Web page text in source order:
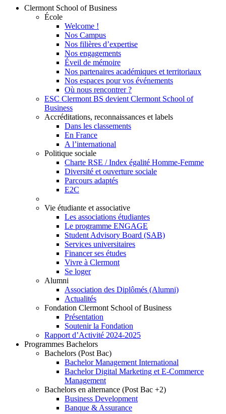
Clermont School of Business
École
Welcome !
Nos Campus
Nos filières d’expertise
Nos engagements
Éveil de mémoire
Nos partenaires académiques et territoriaux
Nos espaces pour vos événements
Où nous rencontrer ?
ESC Clermont BS devient Clermont School of
Business
Accréditations, reconnaissances et labels
Dans les classements
En France
A l’international
Politique sociale
Charte RSE / Index égalité Homme-Femme
Diversité et ouverture sociale
Parcours adaptés
E2C
Vie étudiante et associative
Les associations étudiantes
Le programme ENGAGE
Student Advisory Board (SAB)
Services universitaires
Financer ses études
Vivre à Clermont
Se loger
Alumni
Association des Diplômés (Alumni)
Actualités
Fondation Clermont School of Business
Présentation
Soutenir la Fondation
Rapport d’Activité 2024-2025
Programmes Bachelors
Bachelors (Post Bac)
Bachelor Management International
Bachelor Digital Marketing et E-Commerce
Management
Bachelors en alternance (Post Bac +2)
Business Development
Banque & Assurance